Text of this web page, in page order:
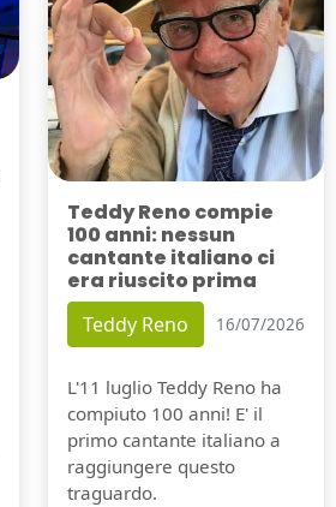
Teddy Reno compie
100 anni: nessun
cantante italiano ci
era riuscito prima
Teddy Reno 16/07/2026
L'11 luglio Teddy Reno ha
compiuto 100 anni! E' il
primo cantante italiano a
raggiungere questo
traguardo.